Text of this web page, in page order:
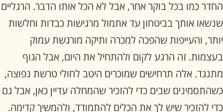
החדר כמו בכל בוקר אחר, אבל לא הכל אותו הדבר. הרגליים
שנשאו אותך בביטחון עד אתמול מרגישות כבדות וחלשות
יותר, והעייפות שהפכה למכרה ותיקה מורגשת עמוק
בעצמות. זה הרגע לקום ולהתחיל את היום, אבל הגוף
מתנגד. אלה תרחישים שמוכרים היטב לחולי טרשת נפוצה,
כשהתסמינים שבים כדי להזכיר שהמחלה עדיין כאן, אבל גם
כדי להזכיר שיש לך את הכלים להתמודד, ולהמשיך קדימה.